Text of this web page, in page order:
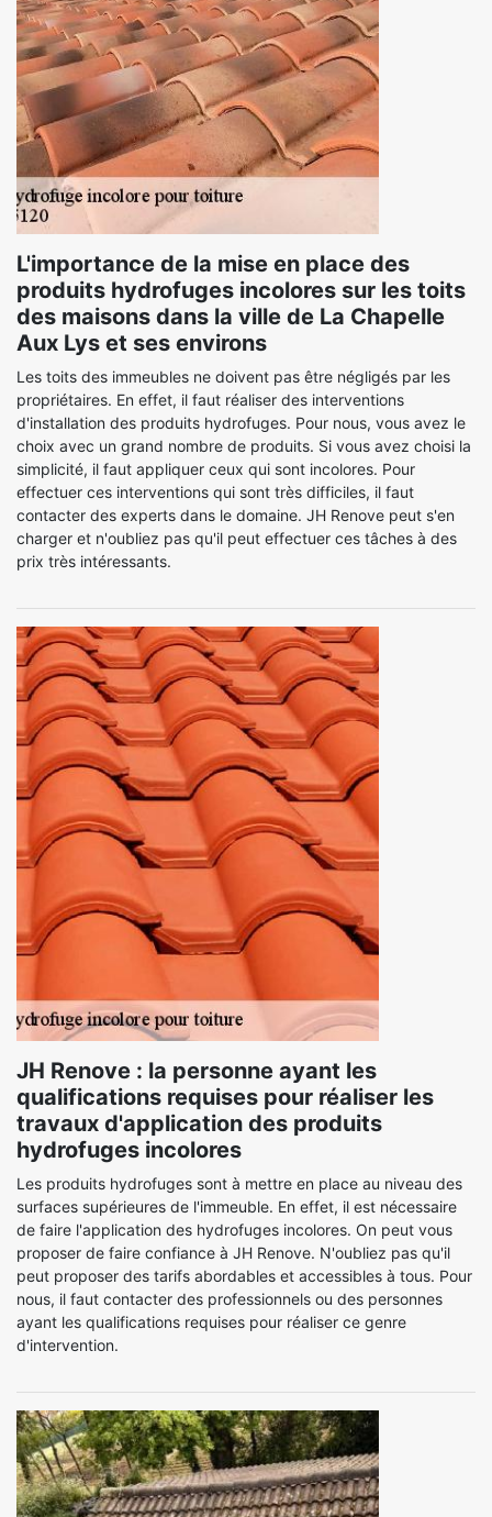
L'importance de la mise en place des
produits hydrofuges incolores sur les toits
des maisons dans la ville de La Chapelle
Aux Lys et ses environs
Les toits des immeubles ne doivent pas être négligés par les
propriétaires. En effet, il faut réaliser des interventions
d'installation des produits hydrofuges. Pour nous, vous avez le
choix avec un grand nombre de produits. Si vous avez choisi la
simplicité, il faut appliquer ceux qui sont incolores. Pour
effectuer ces interventions qui sont très difficiles, il faut
contacter des experts dans le domaine. JH Renove peut s'en
charger et n'oubliez pas qu'il peut effectuer ces tâches à des
prix très intéressants.
JH Renove : la personne ayant les
qualifications requises pour réaliser les
travaux d'application des produits
hydrofuges incolores
Les produits hydrofuges sont à mettre en place au niveau des
surfaces supérieures de l'immeuble. En effet, il est nécessaire
de faire l'application des hydrofuges incolores. On peut vous
proposer de faire confiance à JH Renove. N'oubliez pas qu'il
peut proposer des tarifs abordables et accessibles à tous. Pour
nous, il faut contacter des professionnels ou des personnes
ayant les qualifications requises pour réaliser ce genre
d'intervention.